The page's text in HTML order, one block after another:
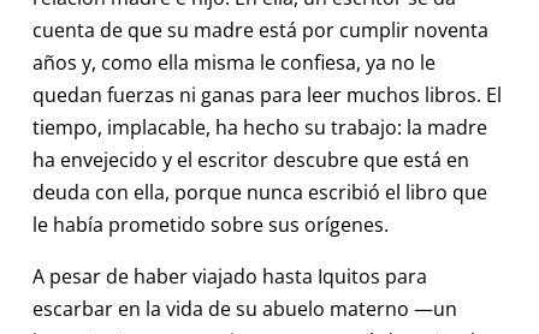
cuenta de que su madre está por cumplir noventa
años y, como ella misma le confiesa, ya no le
quedan fuerzas ni ganas para leer muchos libros. El
tiempo, implacable, ha hecho su trabajo: la madre
ha envejecido y el escritor descubre que está en
deuda con ella, porque nunca escribió el libro que
le había prometido sobre sus orígenes.
A pesar de haber viajado hasta Iquitos para
escarbar en la vida de su abuelo materno —un